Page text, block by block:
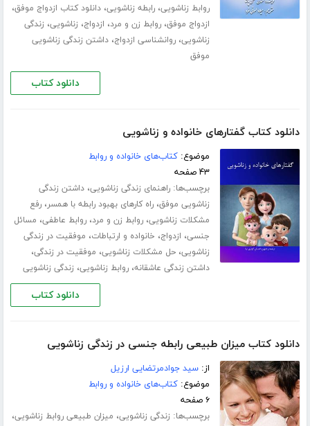
روابط زناشویی،رابطه زناشویی،دانلود کتاب ازدواج موفق،
ازدواج موفق،روابط زن و مرد، ازدواج، زناشویی، زندگی
زناشویی،روانشناسی ازدواج،داشتن زندگی زناشویی
موفق
دانلود کتاب
دانلود کتاب گفتارهای خانواده و زناشویی
موضوع:کتاب‌های خانواده و روابط
۴۳ صفحه
برچسب‌ها:راهنمای زندگی زناشویی،داشتن زندگی
زناشویی موفق،راه کارهای بهبود رابطه با همسر،رفع
مشکلات زناشویی،روابط زن و مرد،روابط عاطفی، مسائل
جنسی، ازدواج، خانواده و ارتباطات، موفقیت در زندگی
زناشویی،حل مشکلات زناشویی، موفقیت در زندگی،
داشتن زندگی عاشقانه،روابط زناشویی، زندگی زناشویی
دانلود کتاب
دانلود کتاب میزان طبیعی رابطه جنسی در زندگی زناشویی
از:سید جوادمرتضایی ارزیل
موضوع:کتاب‌های خانواده و روابط
۶ صفحه
برچسب‌ها: زندگی زناشویی، میزان طبیعی روابط زناشویی،